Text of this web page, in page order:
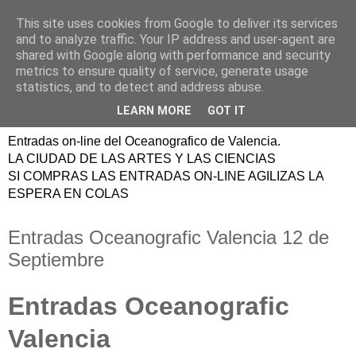
ENTRADAS
OCEANOGRAFIC
VALENCIA
Entradas on-line del Oceanografico de Valencia.
LA CIUDAD DE LAS ARTES Y LAS CIENCIAS
SI COMPRAS LAS ENTRADAS ON-LINE AGILIZAS LA
ESPERA EN COLAS
Entradas Oceanografic Valencia 12 de
Septiembre
Entradas Oceanografic
Valencia
This site uses cookies from Google to deliver its services
and to analyze traffic. Your IP address and user-agent are
shared with Google along with performance and security
metrics to ensure quality of service, generate usage
statistics, and to detect and address abuse.
LEARN MORE GOT IT